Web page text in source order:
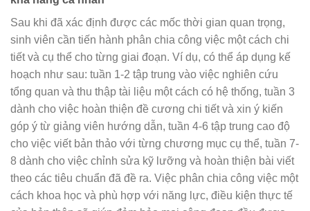
Sau khi đã xác định được các mốc thời gian quan trọng,
sinh viên cần tiến hành phân chia công việc một cách chi
tiết và cụ thể cho từng giai đoạn. Ví dụ, có thể áp dụng kế
hoạch như sau: tuần 1-2 tập trung vào việc nghiên cứu
tổng quan và thu thập tài liệu một cách có hệ thống, tuần 3
dành cho việc hoàn thiện đề cương chi tiết và xin ý kiến
góp ý từ giảng viên hướng dẫn, tuần 4-6 tập trung cao độ
cho việc viết bản thảo với từng chương mục cụ thể, tuần 7-
8 dành cho việc chỉnh sửa kỹ lưỡng và hoàn thiện bài viết
theo các tiêu chuẩn đã đề ra. Việc phân chia công việc một
cách khoa học và phù hợp với năng lực, điều kiện thực tế